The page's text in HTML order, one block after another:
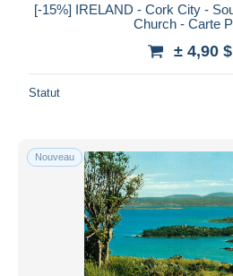
[-15%] IRELAND - Cork City -
Church - Carte
± 4,90
Statut
Nouveau